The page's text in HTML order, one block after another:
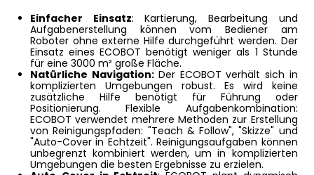
Einfacher Einsatz: Kartierung, Bearbeitung und
Aufgabenerstellung können vom Bediener am
Roboter ohne externe Hilfe durchgeführt werden. Der
Einsatz eines ECOBOT benötigt weniger als 1 Stunde
für eine 3000 m² große Fläche.
Natürliche Navigation:Der ECOBOT verhält sich in
komplizierten Umgebungen robust. Es wird keine
zusätzliche Hilfe benötigt für Führung oder
Positionierung. Flexible Aufgabenkombination:
ECOBOT verwendet mehrere Methoden zur Erstellung
von Reinigungspfaden: "Teach & Follow", "Skizze" und
"Auto-Cover in Echtzeit". Reinigungsaufgaben können
unbegrenzt kombiniert werden, um in komplizierten
Umgebungen die besten Ergebnisse zu erzielen.